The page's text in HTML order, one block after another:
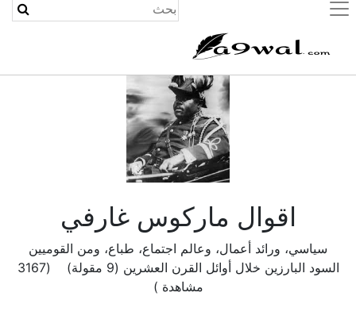
(current)
اقوال ماركوس غارفي
سياسي، ورائد أعمال، وعالم اجتماع، طباع، ومن القوميين
السود البارزين خلال أوائل القرن العشرين (9 مقولة) (3167
مشاهدة )